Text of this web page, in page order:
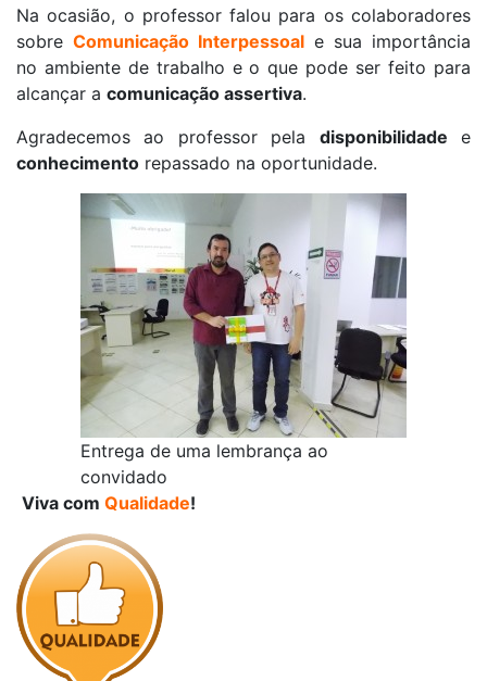
Na ocasião, o professor falou para os colaboradores
sobre Comunicação Interpessoal e sua importância
no ambiente de trabalho e o que pode ser feito para
alcançar a comunicação assertiva.
Agradecemos ao professor pela disponibilidade e
conhecimento repassado na oportunidade.
Entrega de uma lembrança ao
convidado
Viva com Qualidade!